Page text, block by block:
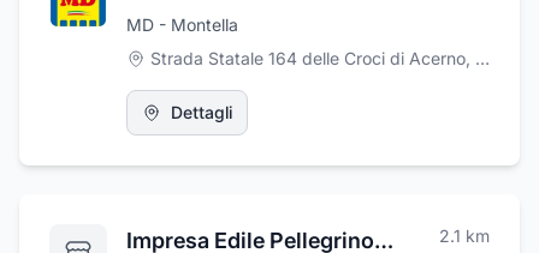
MD - Montella
Strada Statale 164 delle Croci di Acerno, Montella
Dettagli
Impresa Edile Pellegrino Giuseppe 2.1 km